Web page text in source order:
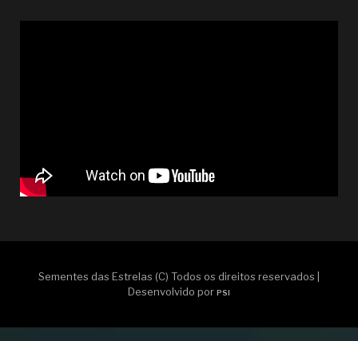
Sementes das Estrelas (C) Todos os direitos reservados |
Desenvolvido por PSI